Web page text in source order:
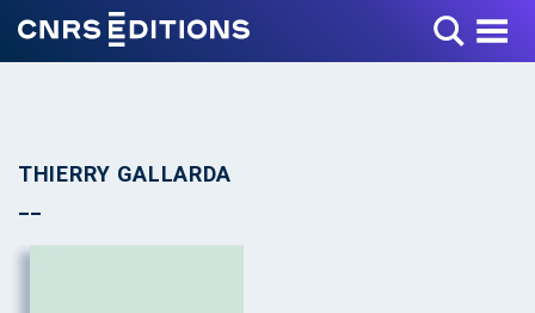
Toggle Menu
THIERRY GALLARDA